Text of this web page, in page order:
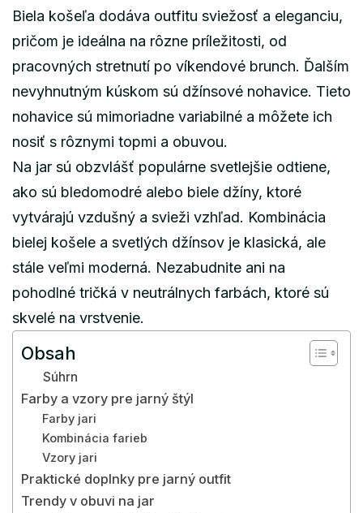
Biela košeľa dodáva outfitu sviežosť a eleganciu,
pričom je ideálna na rôzne príležitosti, od
pracovných stretnutí po víkendové brunch. Ďalším
nevyhnutným kúskom sú džínsové nohavice. Tieto
nohavice sú mimoriadne variabilné a môžete ich
nosiť s rôznymi topmi a obuvou.
Na jar sú obzvlášť populárne svetlejšie odtiene,
ako sú bledomodré alebo biele džíny, ktoré
vytvárajú vzdušný a svieži vzhľad. Kombinácia
bielej košele a svetlých džínsov je klasická, ale
stále veľmi moderná. Nezabudnite ani na
pohodlné tričká v neutrálnych farbách, ktoré sú
skvelé na vrstvenie.
Obsah
Súhrn
Farby a vzory pre jarný štýl
Farby jari
Kombinácia farieb
Vzory jari
Praktické doplnky pre jarný outfit
Trendy v obuvi na jar